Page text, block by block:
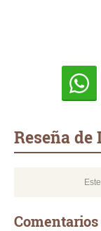
Reseña de